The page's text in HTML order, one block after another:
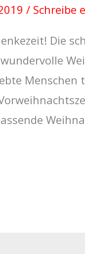
/ Schreibe
Die